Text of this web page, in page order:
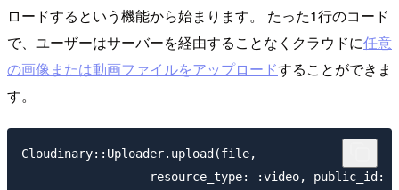
ロードするという機能から始まります。 たった1行のコード
で、ユーザーはサーバーを経由することなくクラウドに任意
の画像または動画ファイルをアップロードすることができま
す。
Cloudinary::Uploader.upload(file,
resource_type: :video, public_id: